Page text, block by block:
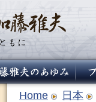
Home 日本